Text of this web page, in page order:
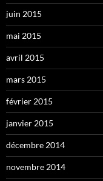
juin 2015
mai 2015
avril 2015
mars 2015
février 2015
janvier 2015
décembre 2014
novembre 2014